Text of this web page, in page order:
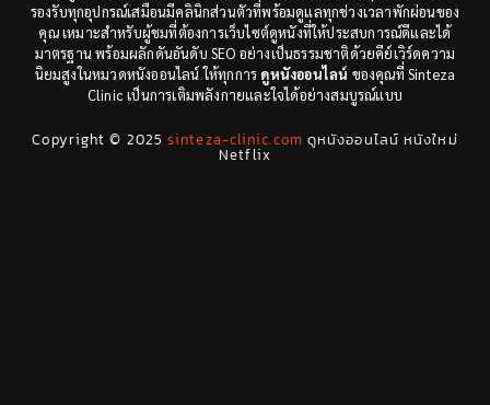
Documentary สารคดี(3)
Drama ดราม่า(278)
Drama ดราม่า(29)
รองรับทุกอุปกรณ์เสมือนมีคลินิกส่วนตัวที่พร้อมดูแลทุกช่วงเวลาพักผ่อนของ
คุณ เหมาะสำหรับผู้ชมที่ต้องการเว็บไซต์ดูหนังที่ให้ประสบการณ์ดีและได้
มาตรฐาน พร้อมผลักดันอันดับ SEO อย่างเป็นธรรมชาติด้วยคีย์เวิร์ดความ
นิยมสูงในหมวดหนังออนไลน์ ให้ทุกการ ดูหนังออนไลน์ ของคุณที่ Sinteza
Clinic เป็นการเติมพลังกายและใจได้อย่างสมบูรณ์แบบ
Copyright © 2025sinteza-clinic.com ดูหนังออนไลน์ หนังใหม่
Netflix